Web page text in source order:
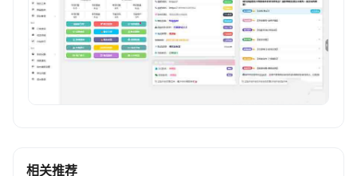
相关推荐